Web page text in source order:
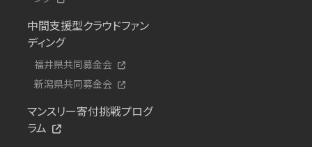
中間支援型クラウドファン
ディング
福井県共同募金会
新潟県共同募金会
マンスリー寄付挑戦プログ
ラム